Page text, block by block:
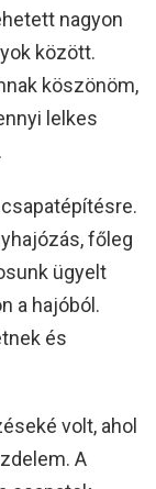
nagyon
között.
köszönöm,
lelkes
főleg
ügyelt
a hajóból.
és
volt, ahol
A